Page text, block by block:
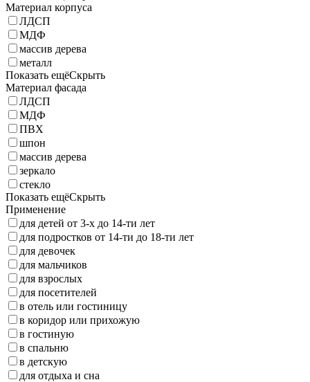
Материал корпуса
ЛДСП
МДФ
массив дерева
металл
Показать ещёСкрыть
Материал фасада
ЛДСП
МДФ
ПВХ
шпон
массив дерева
зеркало
стекло
Показать ещёСкрыть
Применение
для детей от 3-х до 14-ти лет
для подростков от 14-ти до 18-ти лет
для девочек
для мальчиков
для взрослых
для посетителей
в отель или гостиницу
в коридор или прихожую
в гостиную
в спальню
в детскую
для отдыха и сна